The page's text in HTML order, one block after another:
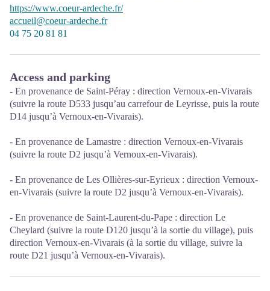
https://www.coeur-ardeche.fr/
accueil@coeur-ardeche.fr
04 75 20 81 81
Access and parking
- En provenance de Saint-Péray : direction Vernoux-en-Vivarais
(suivre la route D533 jusqu’au carrefour de Leyrisse, puis la route
D14 jusqu’à Vernoux-en-Vivarais).
- En provenance de Lamastre : direction Vernoux-en-Vivarais
(suivre la route D2 jusqu’à Vernoux-en-Vivarais).
- En provenance de Les Ollières-sur-Eyrieux : direction Vernoux-
en-Vivarais (suivre la route D2 jusqu’à Vernoux-en-Vivarais).
- En provenance de Saint-Laurent-du-Pape : direction Le
Cheylard (suivre la route D120 jusqu’à la sortie du village), puis
direction Vernoux-en-Vivarais (à la sortie du village, suivre la
route D21 jusqu’à Vernoux-en-Vivarais).